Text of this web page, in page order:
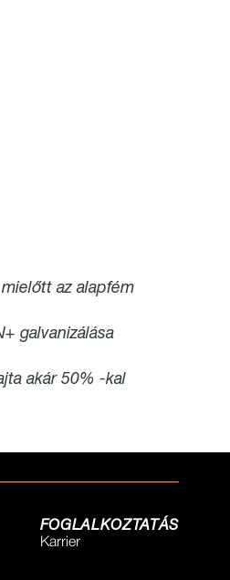
az alapfém
galvanizálása
akár 50% -kal
FOGLALKOZTATÁS
Karrier